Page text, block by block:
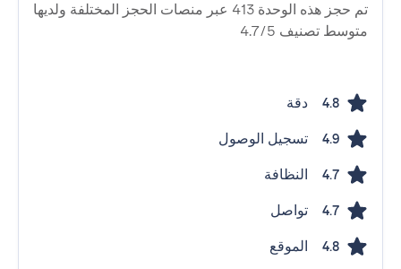
تم حجز هذه الوحدة 413 عبر منصات الحجز المختلفة ولديها
متوسط ​​تصنيف 4.7/5
4.8 دقة
4.9 تسجيل الوصول
4.7 النظافة
4.7 تواصل
4.8 الموقع